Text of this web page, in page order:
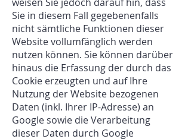
Sie in diesem Fall gegebenenfalls
nicht sämtliche Funktionen dieser
Website vollumfänglich werden
nutzen können. Sie können darüber
hinaus die Erfassung der durch das
Cookie erzeugten und auf Ihre
Nutzung der Website bezogenen
Daten (inkl. Ihrer IP-Adresse) an
Google sowie die Verarbeitung
dieser Daten durch Google